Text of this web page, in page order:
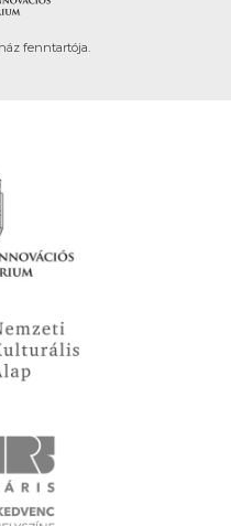
fenntartója.